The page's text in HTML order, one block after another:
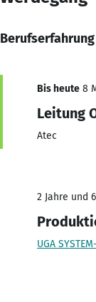
Bis heute 8
Leitung
Atec
2 Jahre und
UGA